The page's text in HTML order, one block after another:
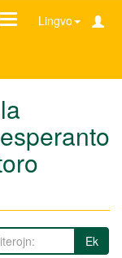
Lingvo
Ŝanĝu
Ek